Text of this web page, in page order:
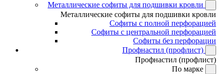
Металлические софиты для подшивки кровли
Металлические софиты для подшивки кровли
Софиты с полной перфорацией
Софиты с центральной перфорацией
Софиты без перфорации
Профнастил (профлист)
Профнастил (профлист)
По марке